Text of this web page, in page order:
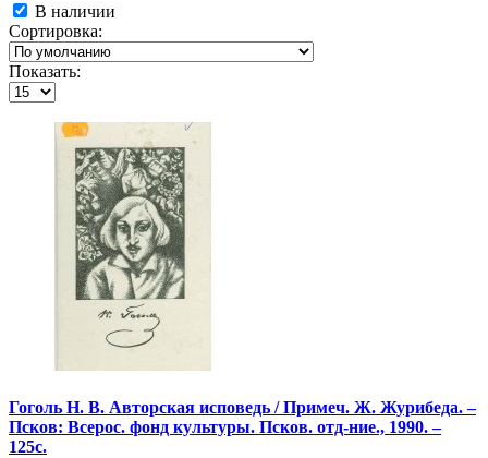
В наличии
Сортировка:
Показать:
Гоголь Н. В. Авторская исповедь / Примеч. Ж. Журибеда. –
Псков: Всерос. фонд культуры. Псков. отд-ние., 1990. –
125с.